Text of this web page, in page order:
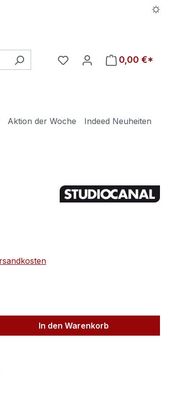
Du hast 0 Produkte auf
0,00 €*
Aktion der Woche
Indeed Neuheiten
den gewünschten Wert
In den Warenkorb